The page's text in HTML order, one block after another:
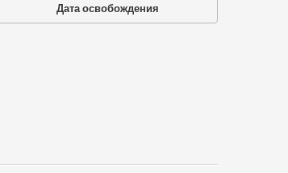
Дата освобождения